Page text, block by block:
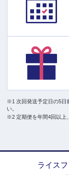
※1 次回発送予定日の5日
い。
※2 定期便を年間4回以上
ライス